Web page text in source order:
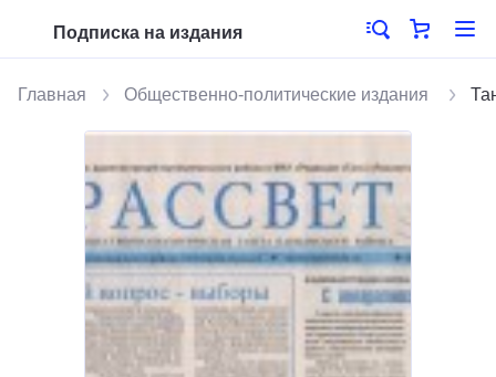
Подписка на издания
Главная Общественно-политические издания